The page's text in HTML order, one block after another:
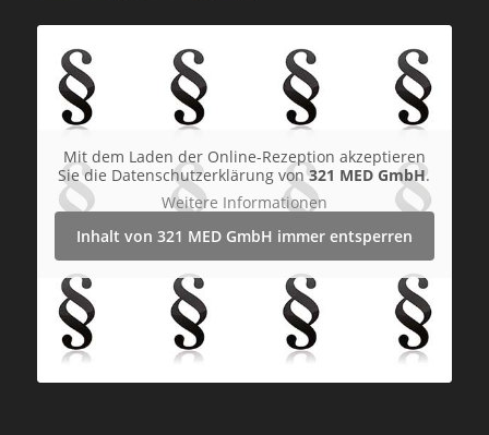
Mit dem Laden der Online-Rezeption akzeptieren
Sie die Datenschutzerklärung von321 MED GmbH.
Weitere Informationen
Inhalt von 321 MED GmbH immer entsperren